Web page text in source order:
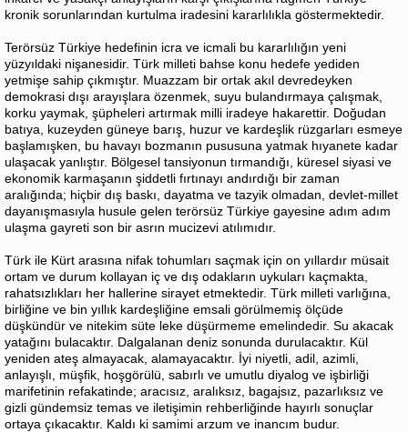
kronik sorunlarından kurtulma iradesini kararlılıkla göstermektedir.
Terörsüz Türkiye hedefinin icra ve icmali bu kararlılığın yeni
yüzyıldaki nişanesidir. Türk milleti bahse konu hedefe yediden
yetmişe sahip çıkmıştır. Muazzam bir ortak akıl devredeyken
demokrasi dışı arayışlara özenmek, suyu bulandırmaya çalışmak,
korku yaymak, şüpheleri artırmak milli iradeye hakarettir. Doğudan
batıya, kuzeyden güneye barış, huzur ve kardeşlik rüzgarları esmeye
başlamışken, bu havayı bozmanın pususuna yatmak hıyanete kadar
ulaşacak yanlıştır. Bölgesel tansiyonun tırmandığı, küresel siyasi ve
ekonomik karmaşanın şiddetli fırtınayı andırdığı bir zaman
aralığında; hiçbir dış baskı, dayatma ve tazyik olmadan, devlet-millet
dayanışmasıyla husule gelen terörsüz Türkiye gayesine adım adım
ulaşma gayreti son bir asrın mucizevi atılımıdır.
Türk ile Kürt arasına nifak tohumları saçmak için on yıllardır müsait
ortam ve durum kollayan iç ve dış odakların uykuları kaçmakta,
rahatsızlıkları her hallerine sirayet etmektedir. Türk milleti varlığına,
birliğine ve bin yıllık kardeşliğine emsali görülmemiş ölçüde
düşkündür ve nitekim süte leke düşürmeme emelindedir. Su akacak
yatağını bulacaktır. Dalgalanan deniz sonunda durulacaktır. Kül
yeniden ateş almayacak, alamayacaktır. İyi niyetli, adil, azimli,
anlayışlı, müşfik, hoşgörülü, sabırlı ve umutlu diyalog ve işbirliği
marifetinin refakatinde; aracısız, aralıksız, bagajsız, pazarlıksız ve
gizli gündemsiz temas ve iletişimin rehberliğinde hayırlı sonuçlar
ortaya çıkacaktır. Kaldı ki samimi arzum ve inancım budur.